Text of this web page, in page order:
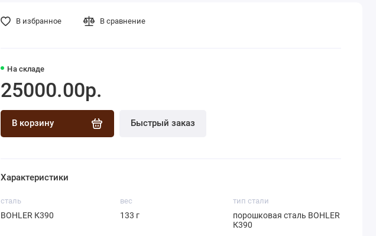
На складе
25000.00р.
В корзину Быстрый заказ
В избранное В сравнение
Характеристики
сталь
BOHLER К390
вес
133 г
тип стали
порошковая сталь BOHLER
К390